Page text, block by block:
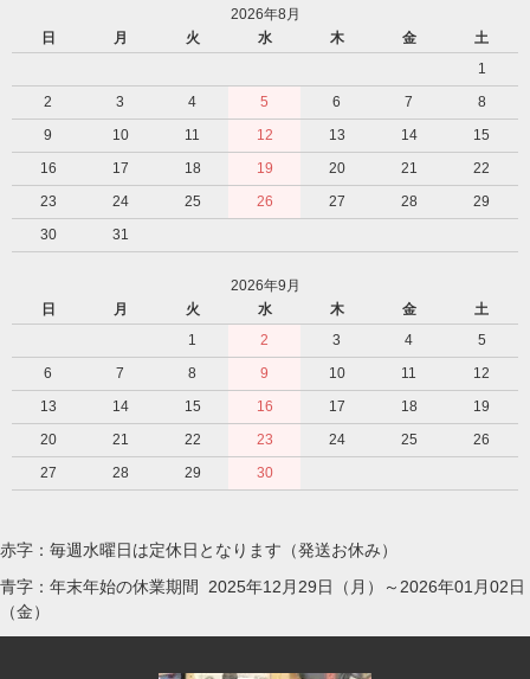
2026年8月
日
月 火 水 木 金
土
1
2
3 4 5 6 7
8
9
10 11 12 13 14
15
16
17 18 19 20 21
22
23
24 25 26 27 28
29
30
31
2026年9月
日
月 火 水 木 金
土
1
2 3 4
5
6
7 8 9 10 11
12
13
14 15 16 17 18
19
20
21 22 23 24 25
26
27
28 29 30
赤字：毎週水曜日は定休日となります（発送お休み）
青字：年末年始の休業期間 2025年12月29日（月）～2026年01月02日
（金）